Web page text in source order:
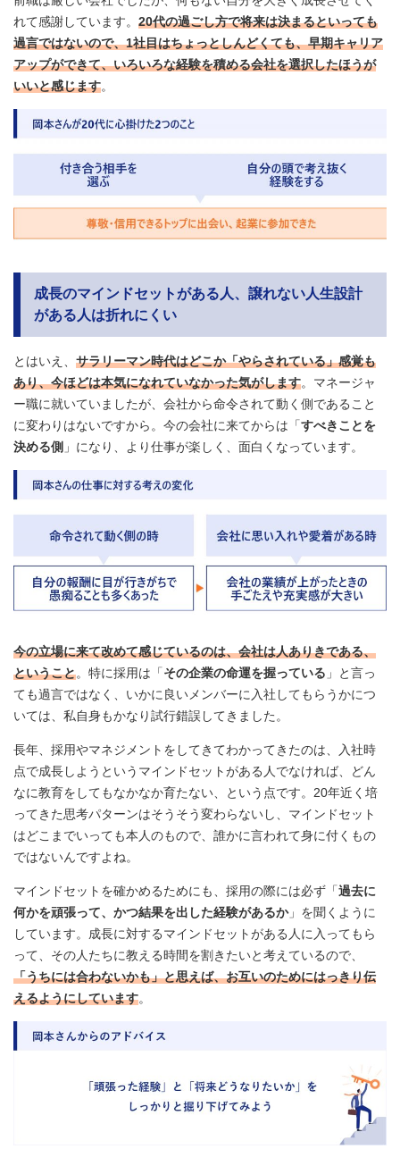
れて感謝しています。 20代の過ごし方で将来は決まるといっても
過言ではないので、1社目はちょっとしんどくても、早期キャリア
アップができて、いろいろな経験を積める会社を選択したほうが
いいと感じます。
成長のマインドセットがある人、譲れない人生設計
がある人は折れにくい
とはいえ、 サラリーマン時代はどこか「やらされている」感覚も
あり、今ほどは本気になれていなかった気がします。マネージャ
ー職に就いていましたが、会社から命令されて動く側であること
に変わりはないですから。今の会社に来てからは「すべきことを
決める側 」になり、より仕事が楽しく、面白くなっています。
今の立場に来て改めて感じているのは、会社は人ありきである、
ということ。特に採用は「その企業の命運を握っている 」と言っ
ても過言ではなく、いかに良いメンバーに入社してもらうかにつ
いては、私自身もかなり試行錯誤してきました。
長年、採用やマネジメントをしてきてわかってきたのは、入社時
点で成長しようというマインドセットがある人でなければ、どん
なに教育をしてもなかなか育たない、という点です。20年近く培
ってきた思考パターンはそうそう変わらないし、マインドセット
はどこまでいっても本人のもので、誰かに言われて身に付くもの
ではないんですよね。
マインドセットを確かめるためにも、採用の際には必ず「過去に
何かを頑張って、かつ結果を出した経験があるか」を聞くように
しています。成長に対するマインドセットがある人に入ってもら
って、その人たちに教える時間を割きたいと考えているので、
「うちには合わないかも」と思えば、お互いのためにはっきり伝
えるようにしています。